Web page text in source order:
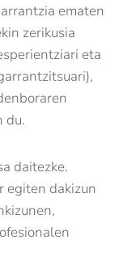
ematen
zerikusia
eta
du.
daitezke.
egiten dakizun